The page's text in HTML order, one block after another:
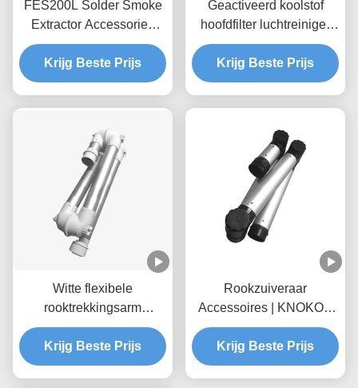
FES200L Solder Smoke
Extractor Accessories
vervangingsfilter set 4,5
kg
Krijg Beste Prijs
Geactiveerd koolstof
hoofdfilter luchtreiniger
filter voor FED80
soldeerafzuiger
Krijg Beste Prijs
Witte flexibele
rooktrekkingsarm
Aluminiumlegering voor
rooktrekkers
Krijg Beste Prijs
Rookzuiveraar
Accessoires | KNOKOO
Universele Opvouwbare
Aluminiumlegering
Afzuigarm, 75mm
Krijg Beste Prijs